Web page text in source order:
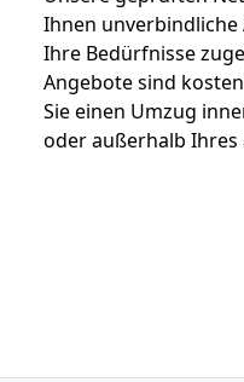
Ihnen unverbindliche
Ihre Bedürfnisse
Angebote sind
Sie einen Umzug
oder außerhalb